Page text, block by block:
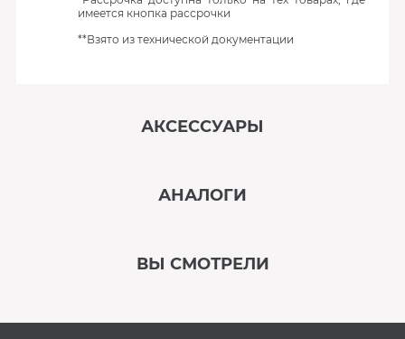
имеется кнопка рассрочки
**Взято из технической документации
АКСЕССУАРЫ
АНАЛОГИ
ВЫ СМОТРЕЛИ